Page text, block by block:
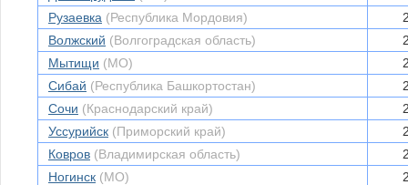
Рузаевка (Республика Мордовия)
Волжский (Волгоградская область)
Мытищи (МО)
Сибай (Республика Башкортостан)
Сочи (Краснодарский край)
Уссурийск (Приморский край)
Ковров (Владимирская область)
Ногинск (МО)